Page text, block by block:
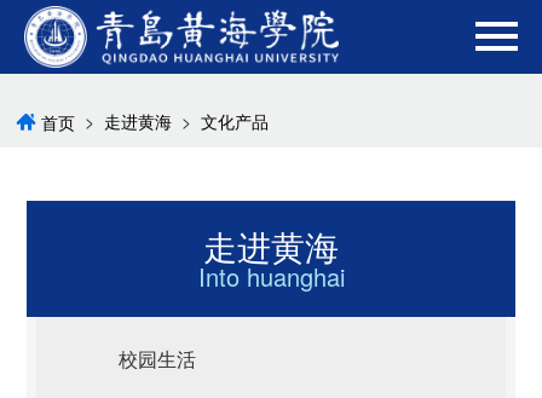
首页 > 走进黄海 > 文化产品
走进黄海
Into huanghai
校园生活